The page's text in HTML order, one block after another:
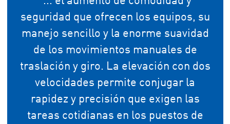
seguridad que ofrecen los equipos, su
manejo sencillo y la enorme suavidad
de los movimientos manuales de
traslación y giro. La elevación con dos
velocidades permite conjugar la
rapidez y precisión que exigen las
tareas cotidianas en los puestos de